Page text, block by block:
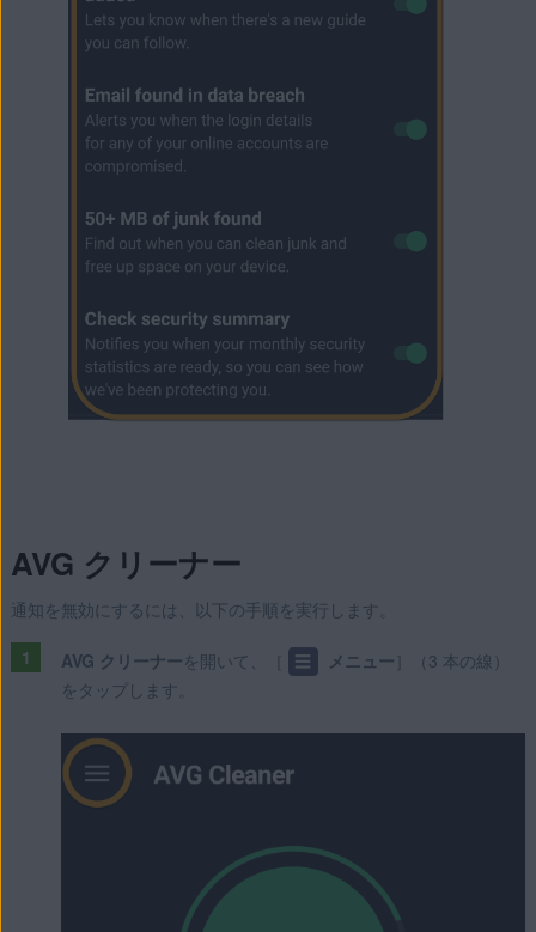
AVG クリーナー
通知を無効にするには、以下の手順を実行します。
AVG クリーナーを開いて、［ ☰ メニュー ］（3 本の線）
をタップします。